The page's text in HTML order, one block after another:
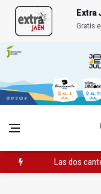
Extra
Gratis
Las dos